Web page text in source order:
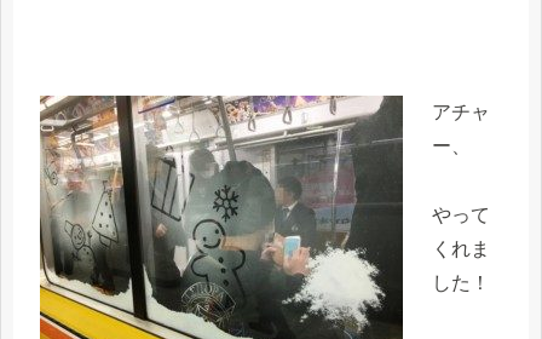
アチャ
ー、
やって
くれま
した！